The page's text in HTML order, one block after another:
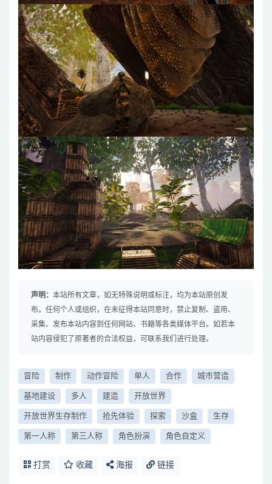
声明： 本站所有文章，如无特殊说明或标注，均为本站原创发
布。任何个人或组织，在未征得本站同意时，禁止复制、盗用、
采集、发布本站内容到任何网站、书籍等各类媒体平台。如若本
站内容侵犯了原著者的合法权益，可联系我们进行处理。
冒险 制作 动作冒险 单人 合作 城市营造
基地建设 多人 建造 开放世界
开放世界生存制作 抢先体验 探索 沙盒 生存
第一人称 第三人称 角色扮演 角色自定义
打赏 收藏 海报 链接